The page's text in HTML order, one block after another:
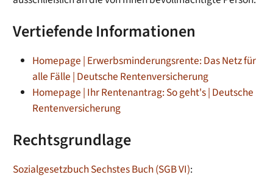
Vertiefende Informationen
Homepage | Erwerbsminderungs­rente: Das Netz für
alle Fälle | Deutsche Rentenversicherung
Homepage | Ihr Rentenantrag: So geht's | Deutsche
Rentenversicherung
Rechtsgrundlage
SozialgesetzbuchSechstes Buch(SGB VI):